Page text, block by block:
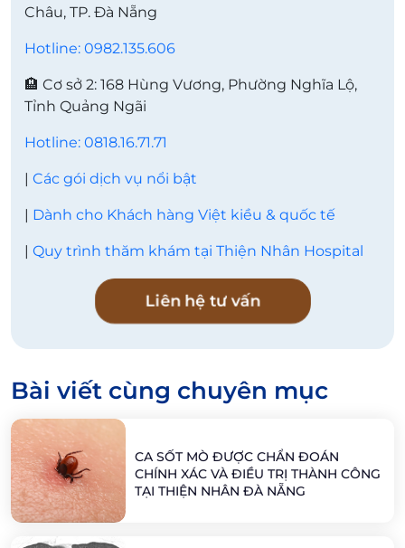
Châu, TP. Đà Nẵng
Hotline: 0982.135.606
🏨 Cơ sở 2: 168 Hùng Vương, Phường Nghĩa Lộ,
Tỉnh Quảng Ngãi
Hotline: 0818.16.71.71
| Các gói dịch vụ nổi bật
| Dành cho Khách hàng Việt kiều & quốc tế
| Quy trình thăm khám tại Thiện Nhân Hospital
Liên hệ tư vấn
Bài viết cùng chuyên mục
CA SỐT MÒ ĐƯỢC CHẨN ĐOÁN
CHÍNH XÁC VÀ ĐIỀU TRỊ THÀNH CÔNG
TẠI THIỆN NHÂN ĐÀ NẴNG